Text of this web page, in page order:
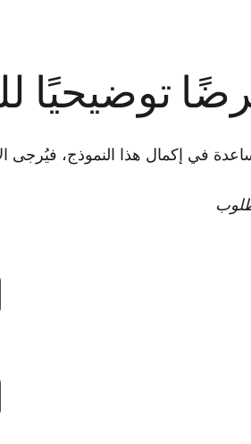
توضيحيًا
إكمال هذا النموذج، فيُرجى الاتصال على